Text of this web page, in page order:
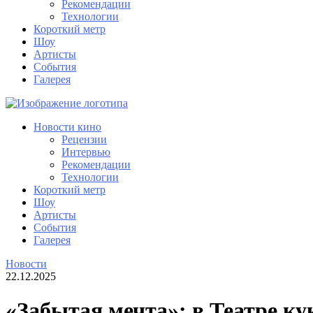
Рекомендации
Технологии
Короткий метр
Шоу
Артисты
События
Галерея
Новости кино
Рецензии
Интервью
Рекомендации
Технологии
Короткий метр
Шоу
Артисты
События
Галерея
Новости
22.12.2025